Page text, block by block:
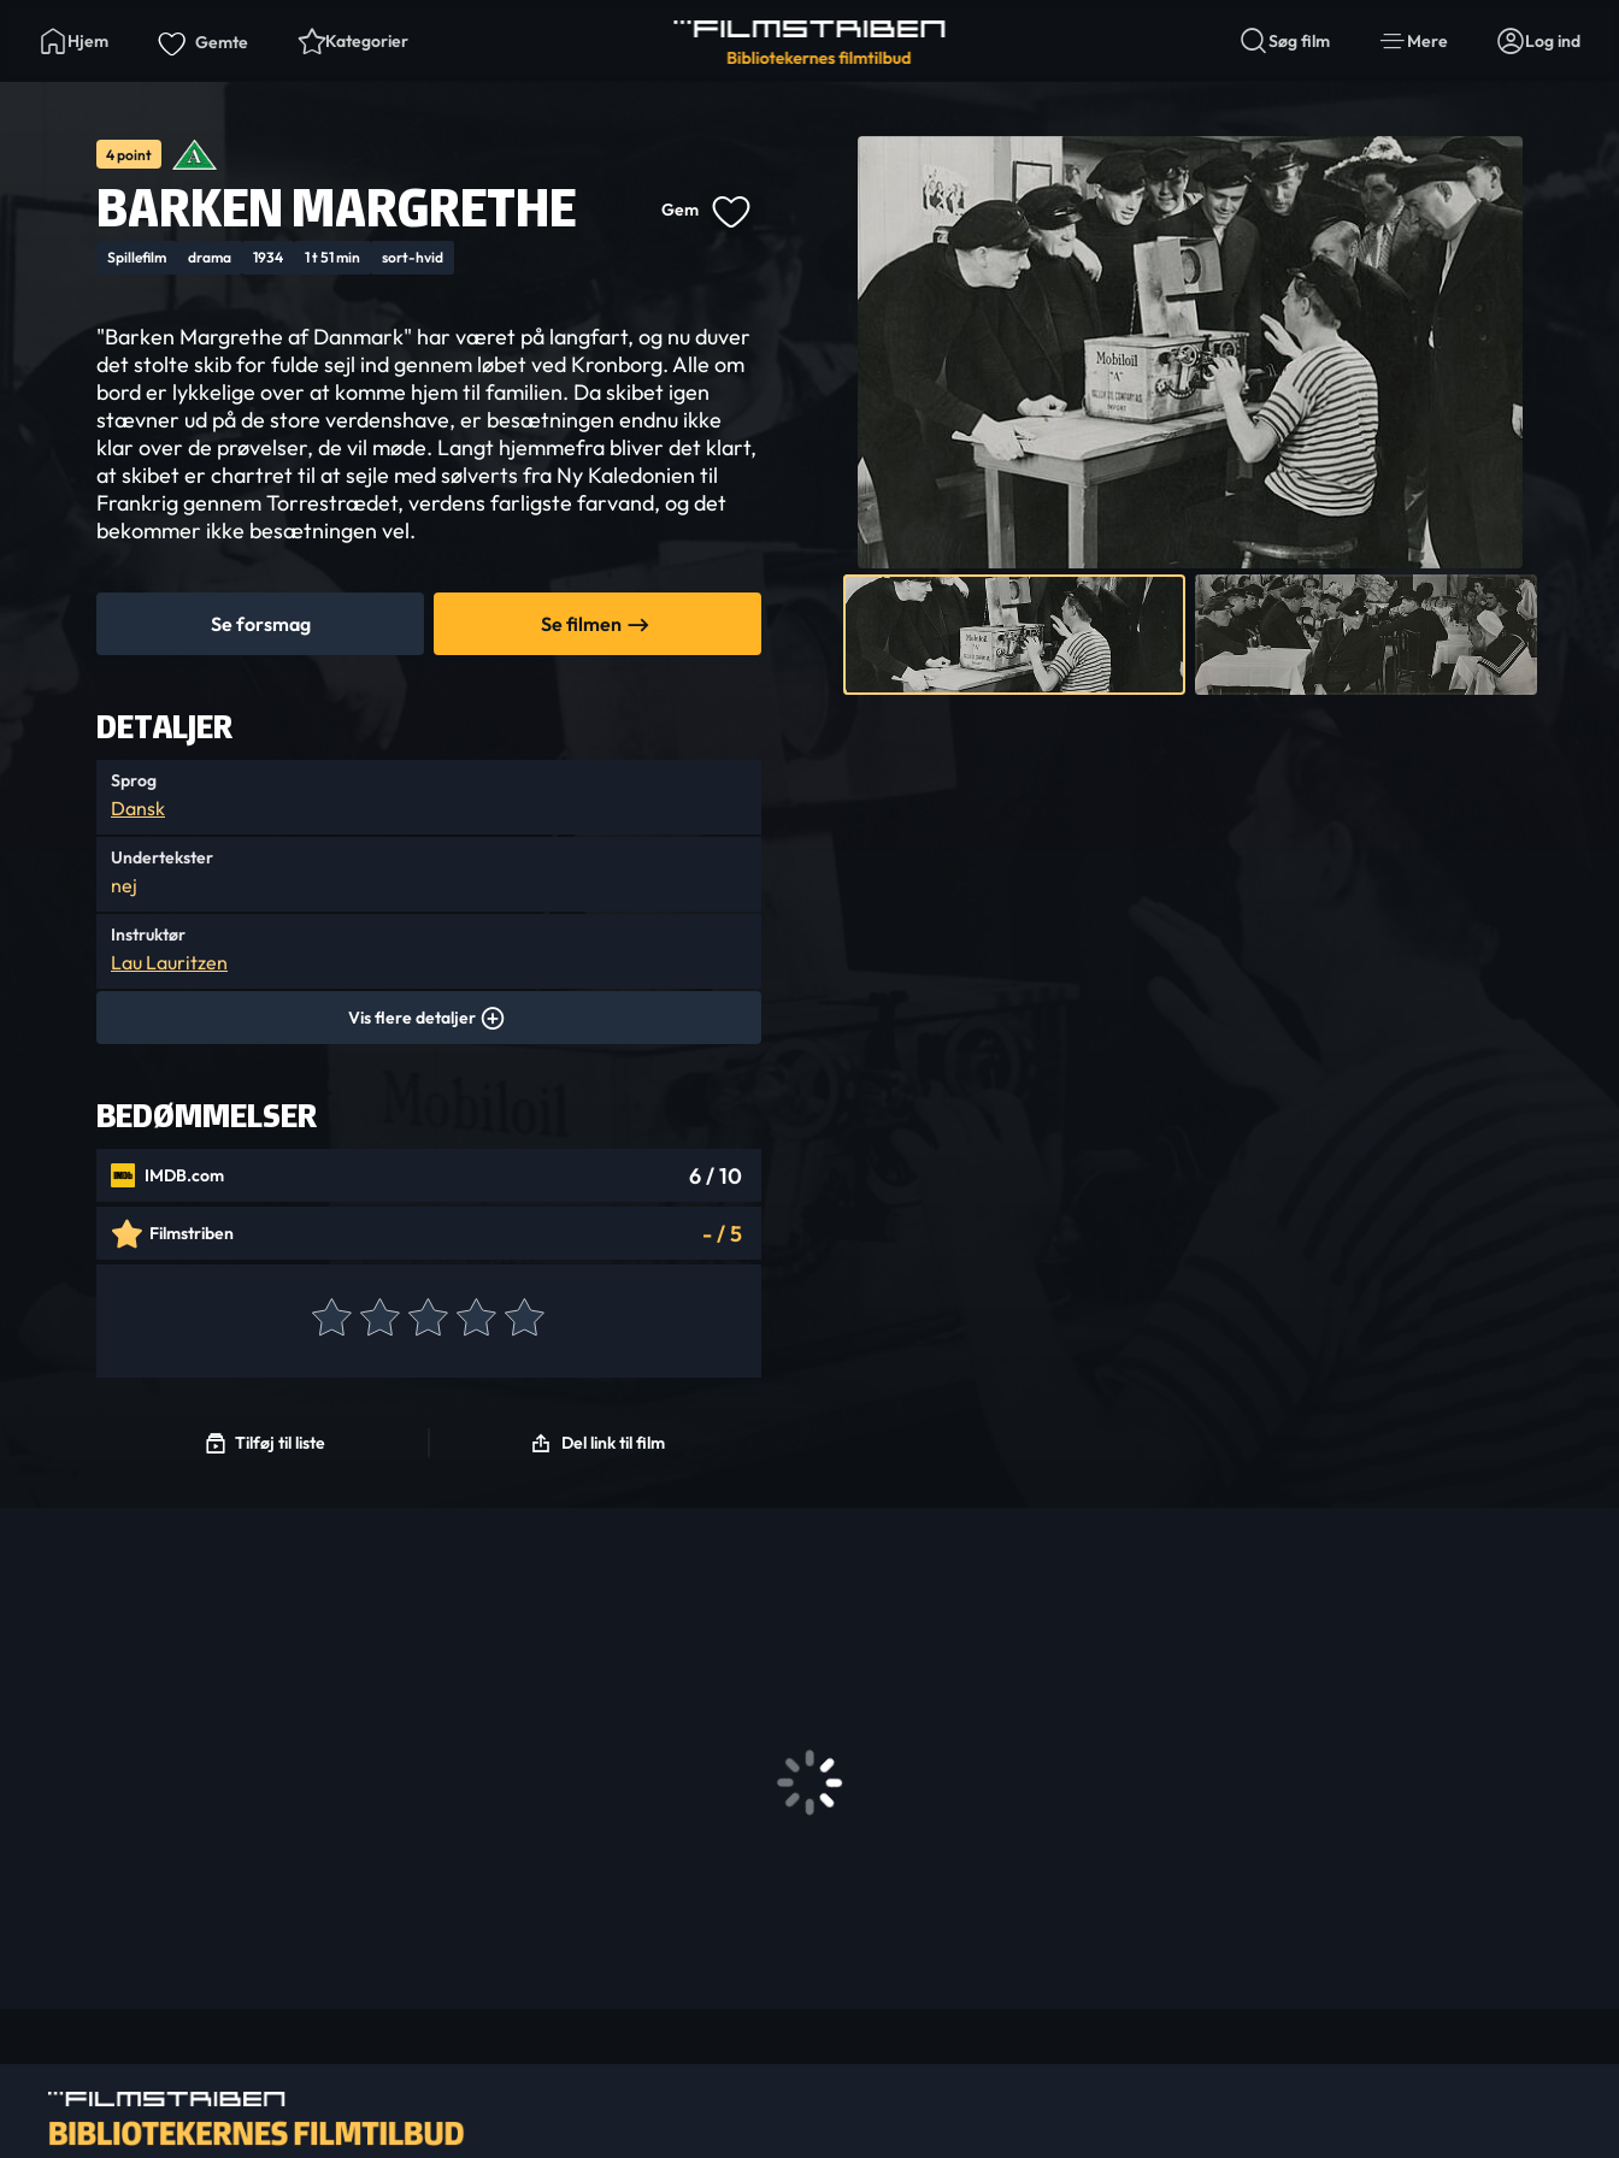
Hjem Gemte Kategorier Søg film Mere Log ind
4 point
BARKEN MARGRETHE Gem
Spillefilm drama 1934 1 t 51 min sort-hvid
"Barken Margrethe af Danmark" har været på langfart, og nu duver
det stolte skib for fulde sejl ind gennem løbet ved Kronborg. Alle om
bord er lykkelige over at komme hjem til familien. Da skibet igen
stævner ud på de store verdenshave, er besætningen endnu ikke
klar over de prøvelser, de vil møde. Langt hjemmefra bliver det klart,
at skibet er chartret til at sejle med sølverts fra Ny Kaledonien til
Frankrig gennem Torrestrædet, verdens farligste farvand, og det
bekommer ikke besætningen vel.
Se forsmag Se filmen
DETALJER
Sprog
Dansk
Undertekster
nej
Instruktør
Lau Lauritzen
Vis flere detaljer
BEDØMMELSER
IMDB.com 6/ 10
Filmstriben -/5
Tilføj til liste Del link til film